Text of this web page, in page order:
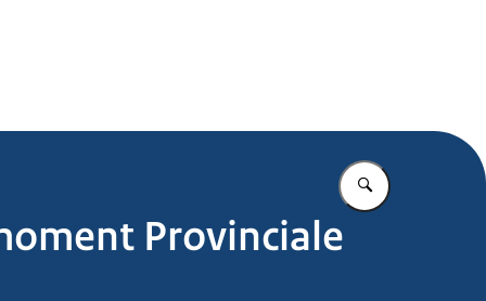
Vul in wat u
Provinciale